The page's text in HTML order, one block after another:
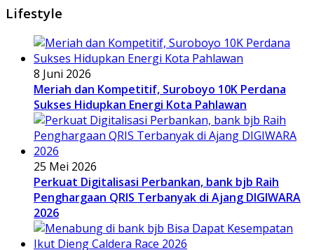
Lifestyle
8 Juni 2026
Meriah dan Kompetitif, Suroboyo 10K Perdana
Sukses Hidupkan Energi Kota Pahlawan
25 Mei 2026
Perkuat Digitalisasi Perbankan, bank bjb Raih
Penghargaan QRIS Terbanyak di Ajang DIGIWARA
2026